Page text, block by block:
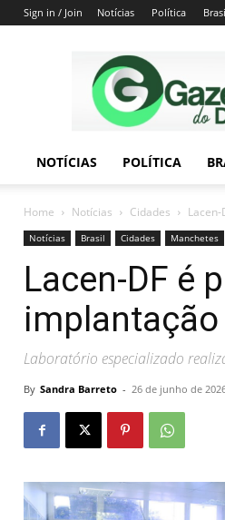
Sign in / Join Notícias Política
do
DF
NOTÍCIAS POLÍTICA
Home Notícias Cidades
Notícias Brasil Cidades Manchetes
Lacen-DF é
Laboratório especializado
By Sandra Barreto - 26 de junho de